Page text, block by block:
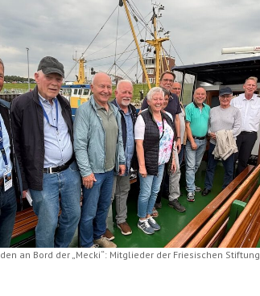
an Bord der „Mecki“: Mitglieder der Friesischen